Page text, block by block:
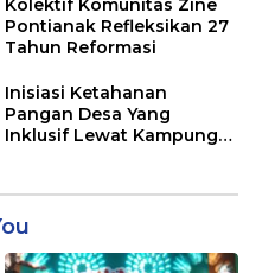
Kolektif Komunitas Zine
Pontianak Refleksikan 27
Tahun Reformasi
Inisiasi Ketahanan
Pangan Desa Yang
Inklusif Lewat Kampung